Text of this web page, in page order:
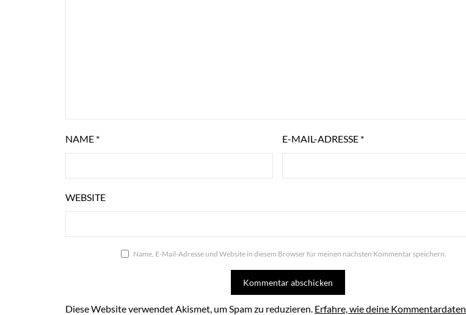
NAME * E-MAIL-ADRESSE *
WEBSITE
Name, E-Mail-Adresse und Website in diesem Browser für meinen nächsten Kommentar speichern.
Diese Website verwendet Akismet, um Spam zu reduzieren. Erfahre, wie deine Kommentardaten